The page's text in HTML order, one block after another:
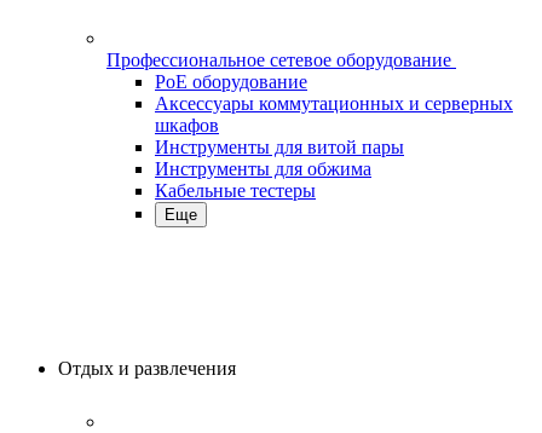
Профессиональное сетевое оборудование
PoE оборудование
Аксессуары коммутационных и серверных
шкафов
Инструменты для витой пары
Инструменты для обжима
Кабельные тестеры
Еще
Отдых и развлечения